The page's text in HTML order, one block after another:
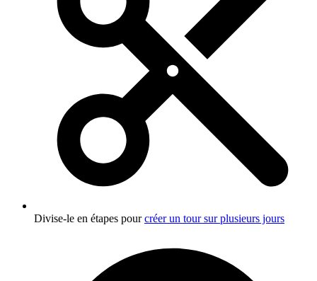
Divise-le en étapes pourcréer un tour sur plusieurs jours